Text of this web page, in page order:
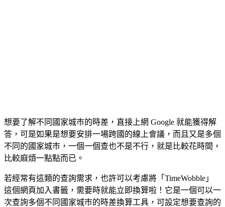
想要了解不同國家城巿的時差，直接上網 Google 就能獲得解
答，可是如果是想要安排一場跨國的線上會議，而且又是多個
不同的國家城巿，一個一個查也不是不行，就是比較花時間，
比較麻煩一點點而已。
若經常有這類的查詢需求，也許可以考慮將「TimeWobble」
這個網頁加入書籤，需要時就能立即換算啦！它是一個可以一
次查詢多個不同國家城巿的時差換算工具，可設定想要查詢的